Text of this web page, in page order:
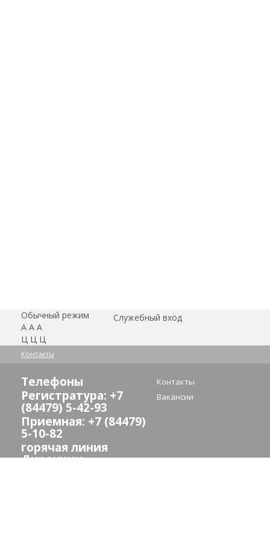
Обычный режим
А А А
Ц Ц Ц
Служебный вход
Контакты
Телефоны
Регистратура: +7
(84479) 5-42-93
Приемная: +7 (84479)
5-10-82
горячая линия
Дирекции
Контакты
Вакансии